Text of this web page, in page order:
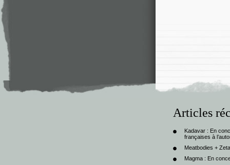
Articles
Kadavar : En
françaises à
Meatbodies +
Magma : En